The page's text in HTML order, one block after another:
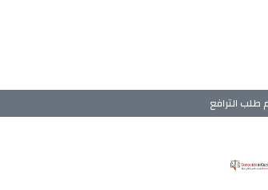
طلب الترافع